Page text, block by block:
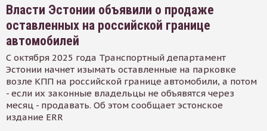
Власти Эстонии объявили о продаже
оставленных на российской границе
автомобилей
С октября 2025 года Транспортный департамент
Эстонии начнет изымать оставленные на парковке
возле КПП на российской границе автомобили, а потом
- если их законные владельцы не объявятся через
месяц - продавать. Об этом сообщает эстонское
издание ERR